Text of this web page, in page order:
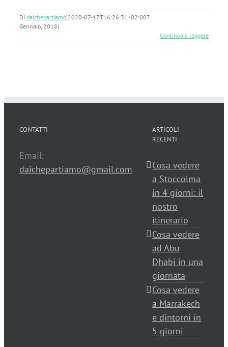
Di daichepartiamo|2020-07-17T16:26:31+02:007
Gennaio, 2018|
Continua a leggere
CONTATTI
Email:
daichepartiamo@gmail.com
ARTICOLI
RECENTI
Cosa vedere
a Stoccolma
in 4 giorni: il
nostro
itinerario
Cosa vedere
ad Abu
Dhabi in una
giornata
Cosa vedere
a Marrakech
e dintorni in
5 giorni